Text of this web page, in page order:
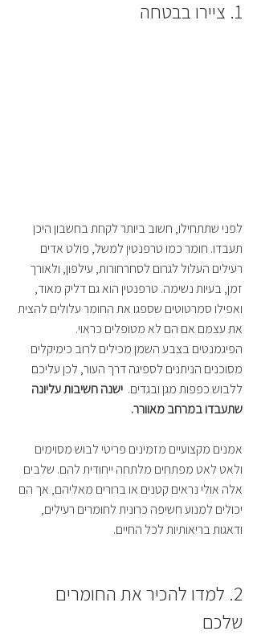
1. ציירו בבטחה
לפני שתתחילו, חשוב ביותר לקחת בחשבון היכן
תעבדו. חומר כמו טרפנטין למשל, פולט אדים
רעילים העלול לגרום לסחרחורות, עילפון, ולאורך
זמן, בעיות נשימה. טרפנטין הוא גם דליק מאוד,
ואפילו סמרטוטים שספגו את החומר עלולים להצית
את עצמם אם הם לא מטופלים כראוי.
הפיגמנטים בצבע השמן מכילים לרוב כימיקלים
מסוכנים הניתנים לספיגה דרך העור, לכן עליכם
ללבוש כפפות מגן ובגדים. ישנה חשיבות עליונה
שתעבדו במרחב מאוורר.
אמנים מקצועיים מזמינים פריטי לבוש מסוימים
ולאט לאט מפתחים מלתחה ייחודית להם. שלבים
אלה אולי נראים קטנים או ברורים מאליהם, אך הם
יכולים למנוע חשיפה כרונית לחומרים רעילים,
ודאגות בריאותיות לכל החיים.
2. למדו להכיר את החומרים
שלכם